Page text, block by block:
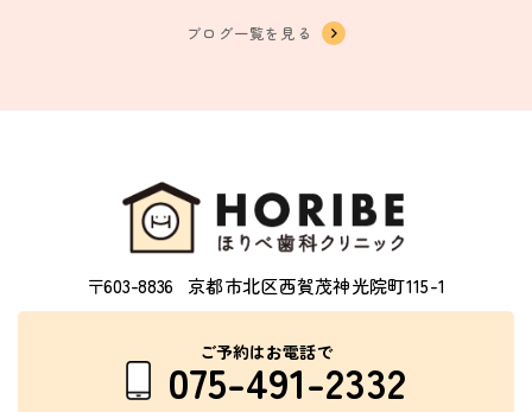
ブログ一覧を見る
〒603-8836 京都市北区西賀茂神光院町115-1
ご予約はお電話で
075-491-2332